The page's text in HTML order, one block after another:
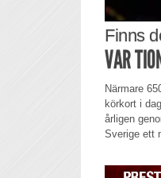
Finns
VAR
Närmare
körkort i
årligen
Sverige ett